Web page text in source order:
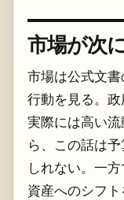
市場が次
市場は公式文書
行動を見る。政
実際には高い
ら、この話は
しれない。一
資産へのシフ